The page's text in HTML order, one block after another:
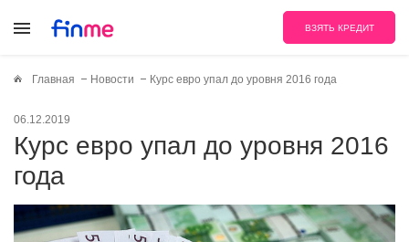
ВЗЯТЬ КРЕДИТ
Главная Новости Курс евро упал до уровня 2016 года
06.12.2019
Курс евро упал до уровня 2016
года